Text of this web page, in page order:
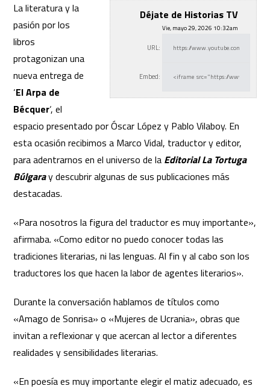
Déjate de Historias TV
Vie, mayo 29, 2026 10:32am
URL:
Embed:
La literatura y la
pasión por los
libros
protagonizan una
nueva entrega de
‘El Arpa de
Bécquer‘, el
espacio presentadopor Óscar López y Pablo Vilaboy. En
esta ocasión recibimos a Marco Vidal, traductor y editor,
para adentrarnos en el universo de la Editorial La Tortuga
Búlgaray descubrir algunas de sus publicaciones más
destacadas.
«Para nosotros la figura del traductor es muy importante»,
afirmaba. «Como editor no puedo conocer todas las
tradiciones literarias, ni las lenguas. Al fin y al cabo son los
traductores los que hacen la labor de agentes literarios».
Durante la conversación hablamos de títulos como
«Amago de Sonrisa» o «Mujeres de Ucrania», obras que
invitan a reflexionar y que acercan al lector a diferentes
realidades y sensibilidades literarias.
«En poesía es muy importante elegir el matiz adecuado, es